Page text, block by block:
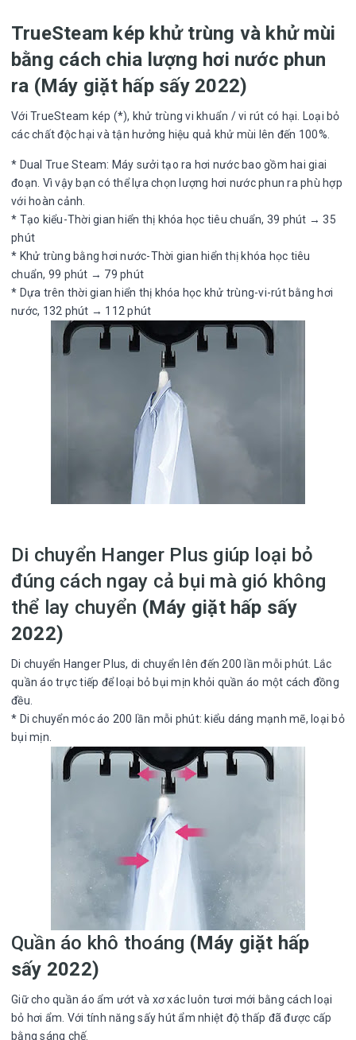
TrueSteam kép khử trùng và khử mùi
bằng cách chia lượng hơi nước phun
ra (Máy giặt hấp sấy 2022)
Với TrueSteam kép (*), khử trùng vi khuẩn / vi rút có hại. Loại bỏ
các chất độc hại và tận hưởng hiệu quả khử mùi lên đến 100%.
* Dual True Steam: Máy sưởi tạo ra hơi nước bao gồm hai giai
đoạn. Vì vậy bạn có thể lựa chọn lượng hơi nước phun ra phù hợp
với hoàn cảnh.
* Tạo kiểu-Thời gian hiển thị khóa học tiêu chuẩn, 39 phút → 35
phút
* Khử trùng bằng hơi nước-Thời gian hiển thị khóa học tiêu
chuẩn, 99 phút → 79 phút
* Dựa trên thời gian hiển thị khóa học khử trùng-vi-rút bằng hơi
nước, 132 phút → 112 phút
Di chuyển Hanger Plus giúp loại bỏ
đúng cách ngay cả bụi mà gió không
thể lay chuyển (Máy giặt hấp sấy
2022)
Di chuyển Hanger Plus, di chuyển lên đến 200 lần mỗi phút. Lắc
quần áo trực tiếp để loại bỏ bụi mịn khỏi quần áo một cách đồng
đều.
* Di chuyển móc áo 200 lần mỗi phút: kiểu dáng mạnh mẽ, loại bỏ
bụi mịn.
Quần áo khô thoáng (Máy giặt hấp
sấy 2022)
Giữ cho quần áo ẩm ướt và xơ xác luôn tươi mới bằng cách loại
bỏ hơi ẩm. Với tính năng sấy hút ẩm nhiệt độ thấp đã được cấp
bằng sáng chế.